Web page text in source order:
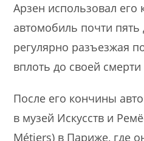
Арзен использовал его
автомобиль почти пять
регулярно разъезжая
вплоть до своей смерти
После его кончины
в музей Искусств и
Métiers) в Париже, где